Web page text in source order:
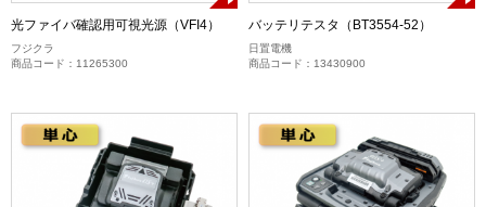
光ファイバ確認用可視光源（VFI4）
フジクラ
商品コード：11265300
バッテリテスタ（BT3554-52）
日置電機
商品コード：13430900